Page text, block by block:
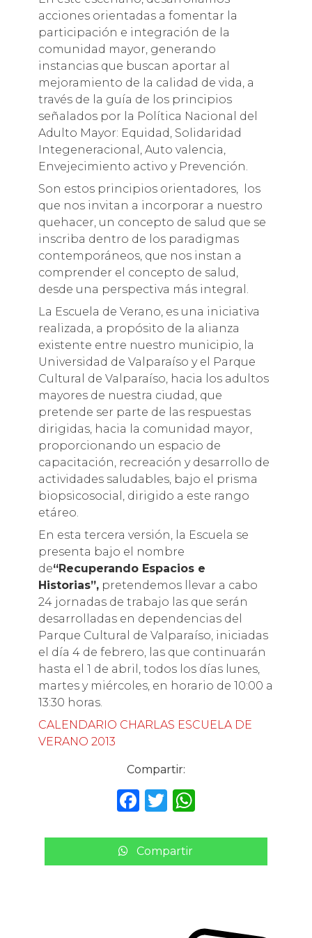
acciones orientadas a fomentar la
participación e integración de la
comunidad mayor, generando
instancias que buscan aportar al
mejoramiento de la calidad de vida, a
través de la guía de los principios
señalados por la Política Nacional del
Adulto Mayor: Equidad, Solidaridad
Integeneracional, Auto valencia,
Envejecimiento activo y Prevención.
Son estos principios orientadores, los
que nos invitan a incorporar a nuestro
quehacer, un concepto de salud que se
inscriba dentro de los paradigmas
contemporáneos, que nos instan a
comprender el concepto de salud,
desde una perspectiva más integral.
La Escuela de Verano, es una iniciativa
realizada, a propósito de la alianza
existente entre nuestro municipio, la
Universidad de Valparaíso y el Parque
Cultural de Valparaíso, hacia los adultos
mayores de nuestra ciudad, que
pretende ser parte de las respuestas
dirigidas, hacia la comunidad mayor,
proporcionando un espacio de
capacitación, recreación y desarrollo de
actividades saludables, bajo el prisma
biopsicosocial, dirigido a este rango
etáreo.
En esta tercera versión, la Escuela se
presenta bajo el nombre
de“Recuperando Espacios e
Historias”,pretendemos llevar a cabo
24 jornadas de trabajo las que serán
desarrolladas en dependencias del
Parque Cultural de Valparaíso, iniciadas
el día 4 de febrero, las que continuarán
hasta el 1 de abril, todos los días lunes,
martes y miércoles, en horario de 10:00 a
13:30 horas.
CALENDARIO CHARLAS ESCUELA DE
VERANO 2013
Compartir:
F
c
e
T
it
te
W
a
ts
Compartir